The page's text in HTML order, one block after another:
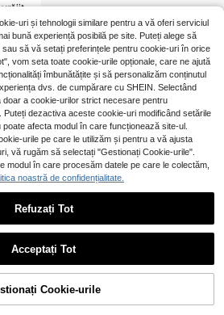
Rochie de mireasă vampir și vrăjitoare neagră pentru fete tinere, Halloween, petrecere de Crăciun, rochie de prințesă, potrivită pentru petrecere costumată, banchet, rochie de mireasă pentru miercuri
1
uri și tehnologii similare pentru a vă oferi serviciul
bună experiență posibilă pe site. Puteți alege să
să vă setați preferințele pentru cookie-uri în orice
vom seta toate cookie-urile opționale, care ne ajută
îmbunătățite și să personalizăm conținutul
dvs. de cumpărare cu SHEIN. Selectând
doar a cookie-urilor strict necesare pentru
dezactiva aceste cookie-uri modificând setările
afecta modul în care funcționează site-ul.
urile pe care le utilizăm și pentru a vă ajusta
vă rugăm să selectați "Gestionați Cookie-urile".
modul în care procesăm datele pe care le colectăm,
noastră de confidențialitate.
Refuzați Tot
Acceptați Tot
Cookie-urile